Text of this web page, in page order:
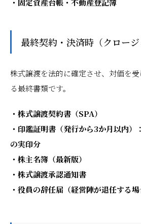
・固定資産台帳・不動産登記簿
最終契約・決済時（クロージ
株式譲渡を法的に確定させ、対価を
る最終書類です。
・株式譲渡契約書（SPA）
・印鑑証明書（発行から3か月以内）
の実印分
・株主名簿（最新版）
・株式譲渡承認通知書
・役員の辞任届（経営陣が退任する場